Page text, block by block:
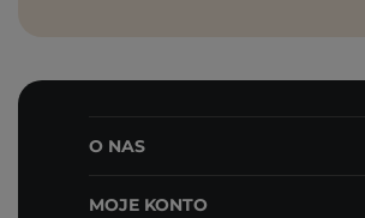
O NAS
MOJE KONTO